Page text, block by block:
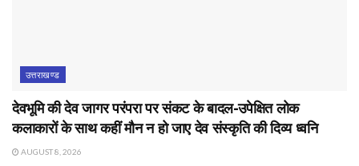
उत्तराखण्ड
देवभूमि की देव जागर परंपरा पर संकट के बादल-उपेक्षित लोक
कलाकारों के साथ कहीं मौन न हो जाए देव संस्कृति की दिव्य ध्वनि
AUGUST 8, 2026